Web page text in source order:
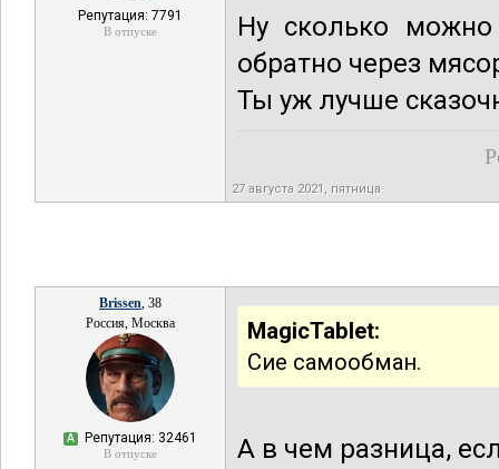
Репутация: 7791
В отпуске
Ну сколько можно
обратно через
Ты уж лучше
27 августа 2021, пятница
Brissen, 38
Россия, Москва
А Репутация: 32461
В отпуске
MagicTablet:
Сие самообман.
А в чем разница,